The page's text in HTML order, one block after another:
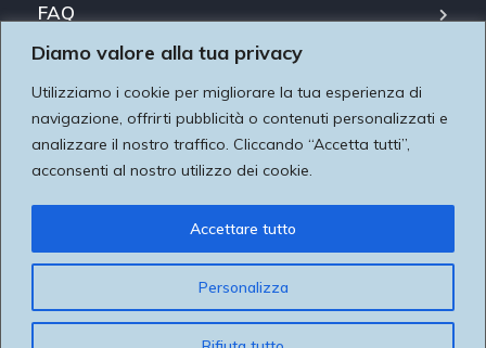
Diamo valore alla tua privacy
Utilizziamo i cookie per migliorare la tua esperienza di
navigazione, offrirti pubblicità o contenuti personalizzati e
analizzare il nostro traffico. Cliccando “Accetta tutti”,
acconsenti al nostro utilizzo dei cookie.
Personalizza
Accettare tutto
FAQ
Il nostro team
About us
Contatti
Copyright Â© 2021. All rights reserved.
Utilizziamo i cookie per essere sicuri che tu possa avere
la migliore esperienza sul nostro sito. Se continui ad
utilizzare questo sito noi assumiamo che tu ne sia felice
dando valore alla tua privacy Utilizziamo i cookie per
migliorare la tua esperienza di navigazione, pubblicare
annunci o contenuti personalizzati e analizzare il nostro
traffico. Facendo clic su "Accetta tutto", acconsenti al
nostro utilizzo dei cookie.